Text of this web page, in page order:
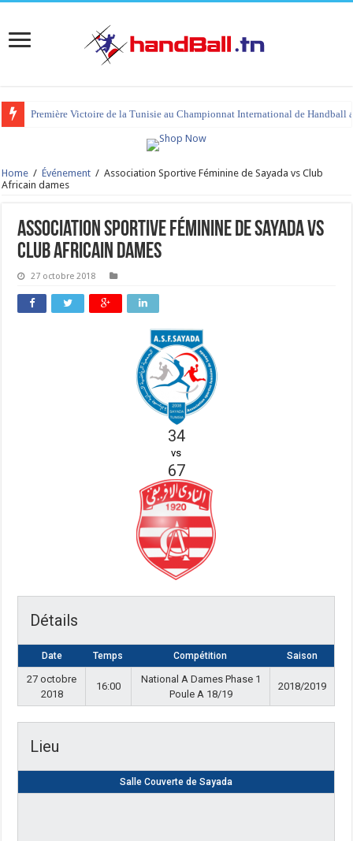
Première Victoire de la Tunisie au Championnat International de Handball
tournoi international Hammamet 2023 : programme et liste des joueurs
Home / Événement / Association Sportive Féminine de Sayada vs Club
Africain dames
Association Sportive Féminine de Sayada vs
Club Africain dames
27 octobre 2018
34
vs
67
Détails
Date Temps Compétition Saison
27 octobre
2018
16:00
National A Dames Phase 1
Poule A 18/19
2018/2019
Lieu
Salle Couverte de Sayada